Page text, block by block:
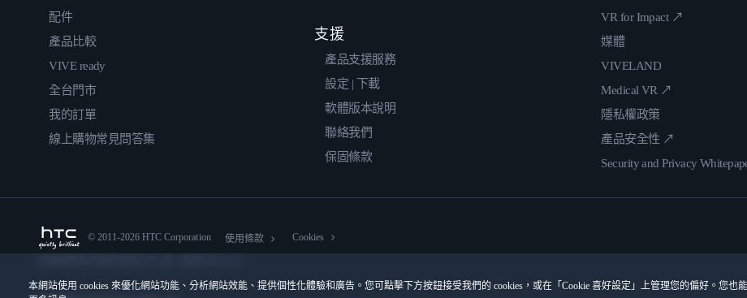
本網站使用 cookies 來優化網站功能、分析網站效能、提供個性化體驗和廣告。您可點擊下方按鈕接受我們的 cookies，或在「Cookie 喜好設定」上管理您的偏好。您也
配件
產品比較
VIVE ready
全台門市
我的訂單
線上購物常見問答集
支援
產品支援服務
設定 | 下載
軟體版本說明
聯絡我們
保固條款
VR for Impact ↗
媒體
VIVELAND
Medical VR ↗
隱私權政策
產品安全性 ↗
Security and Privacy
© 2011-2026 HTC Corporation 使用條款 Cookies